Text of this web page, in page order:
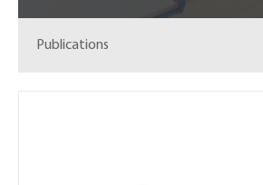
Publications